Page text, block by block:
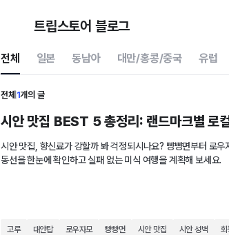
트립스토어 블로그
전체 일본 동남아 대만/홍콩/중국 유럽
전체 1개의 글
시안 맛집 BEST 5 총정리: 랜드마크별 로
시안 맛집, 향신료가 강할까 봐 걱정되시나요? 뺭뺭면부터 로
동선을 한눈에 확인하고 실패 없는 미식 여행을 계획해 보세요.
고루 대안탑 로우자모 뺭뺭면 시안 맛집 시안 성벽 회